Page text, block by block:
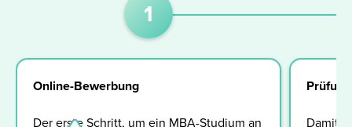
1
Online-Bewerbung
Der erste Schritt, um ein MBA-Studium an
Prüfung
Damit